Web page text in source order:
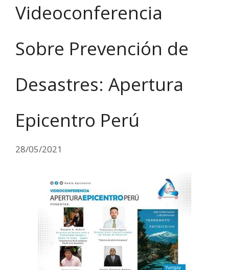
Videoconferencia
Sobre Prevención de
Desastres: Apertura
Epicentro Perú
28/05/2021